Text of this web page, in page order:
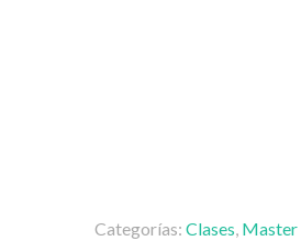
Categorías:Clases, Master